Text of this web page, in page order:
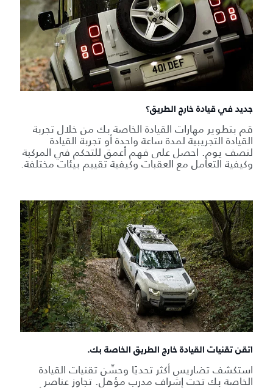
جديد في قيادة خارج الطريق؟
قم بتطوير مهارات القيادة الخاصة بك من خلال تجربة
القيادة التجريبية لمدة ساعة واحدة أو تجربة القيادة
لنصف يوم. احصل على فهم أعمق للتحكم في المركبة
وكيفية التعامل مع العقبات وكيفية تقييم بيئات مختلفة.
اتقن تقنيات القيادة خارج الطريق الخاصة بك.
استكشف تضاريس أكثر تحديًا وحسِّن تقنيات القيادة
الخاصة بك تحت إشراف مدرب مؤهل. تجاوز عناصر